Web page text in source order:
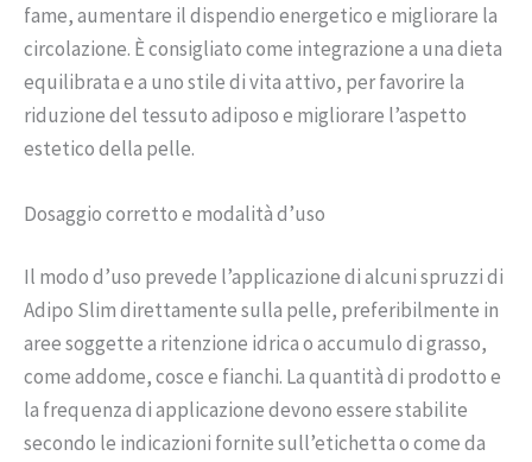
fame, aumentare il dispendio energetico e migliorare la
circolazione. È consigliato come integrazione a una dieta
equilibrata e a uno stile di vita attivo, per favorire la
riduzione del tessuto adiposo e migliorare l’aspetto
estetico della pelle.
Dosaggio corretto e modalità d’uso
Il modo d’uso prevede l’applicazione di alcuni spruzzi di
Adipo Slim direttamente sulla pelle, preferibilmente in
aree soggette a ritenzione idrica o accumulo di grasso,
come addome, cosce e fianchi. La quantità di prodotto e
la frequenza di applicazione devono essere stabilite
secondo le indicazioni fornite sull’etichetta o come da